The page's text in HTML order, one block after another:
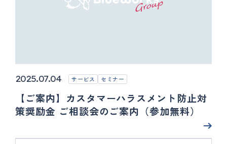
2025.07.04 サービス セミナー
【ご案内】カスタマーハラスメント防止対
策奨励金 ご相談会のご案内（参加無料）